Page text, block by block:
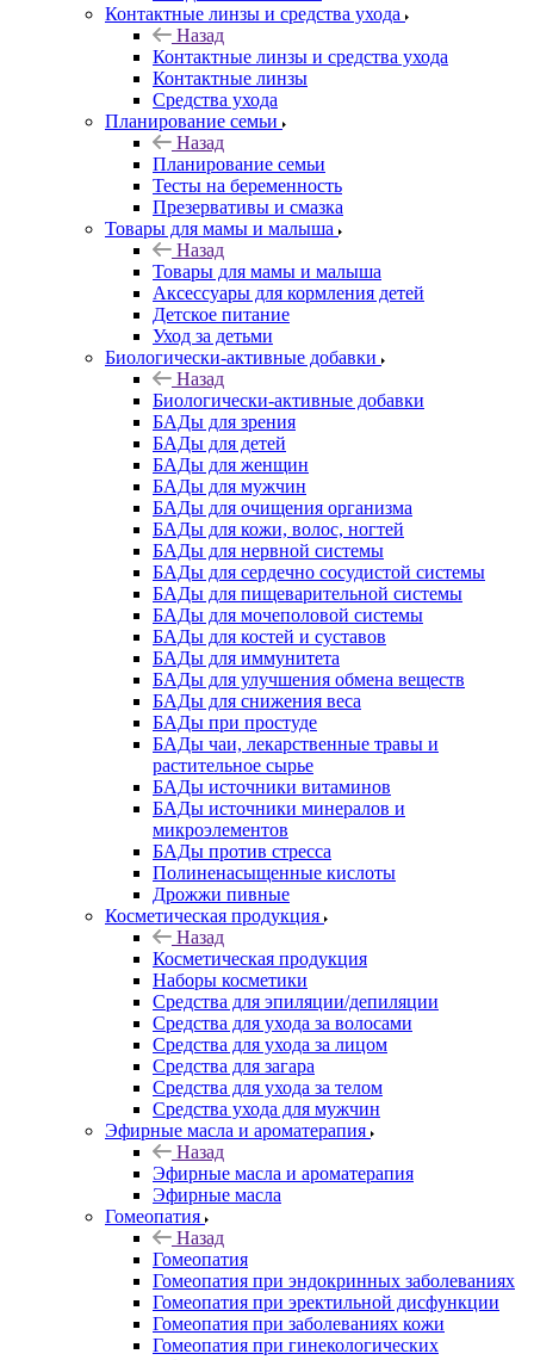
Контактные линзы и средства ухода
Назад
Контактные линзы и средства ухода
Контактные линзы
Средства ухода
Планирование семьи
Назад
Планирование семьи
Тесты на беременность
Презервативы и смазка
Товары для мамы и малыша
Назад
Товары для мамы и малыша
Аксессуары для кормления детей
Детское питание
Уход за детьми
Биологически-активные добавки
Назад
Биологически-активные добавки
БАДы для зрения
БАДы для детей
БАДы для женщин
БАДы для мужчин
БАДы для очищения организма
БАДы для кожи, волос, ногтей
БАДы для нервной системы
БАДы для сердечно сосудистой системы
БАДы для пищеварительной системы
БАДы для мочеполовой системы
БАДы для костей и суставов
БАДы для иммунитета
БАДы для улучшения обмена веществ
БАДы для снижения веса
БАДы при простуде
БАДы чаи, лекарственные травы и
растительное сырье
БАДы источники витаминов
БАДы источники минералов и
микроэлементов
БАДы против стресса
Полиненасыщенные кислоты
Дрожжи пивные
Косметическая продукция
Назад
Косметическая продукция
Наборы косметики
Средства для эпиляции/депиляции
Средства для ухода за волосами
Средства для ухода за лицом
Средства для загара
Средства для ухода за телом
Средства ухода для мужчин
Эфирные масла и ароматерапия
Назад
Эфирные масла и ароматерапия
Эфирные масла
Гомеопатия
Назад
Гомеопатия
Гомеопатия при эндокринных заболеваниях
Гомеопатия при эректильной дисфункции
Гомеопатия при заболеваниях кожи
Гомеопатия при гинекологических